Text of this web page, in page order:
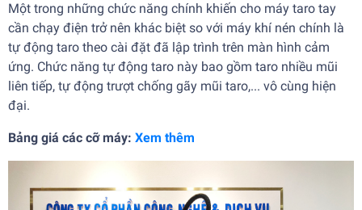
Một trong những chức năng chính khiến cho máy taro tay
cần chạy điện trở nên khác biệt so với máy khí nén chính là
tự động taro theo cài đặt đã lập trình trên màn hình cảm
ứng. Chức năng tự động taro này bao gồm taro nhiều mũi
liên tiếp, tự động trượt chống gãy mũi taro,... vô cùng hiện
đại.
Bảng giá các cỡ máy: Xem thêm